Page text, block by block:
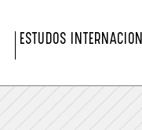
ESTUDOS